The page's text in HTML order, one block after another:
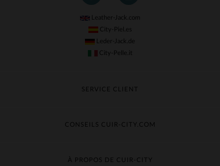
Leather-Jack.com
City-Piel.es
Leder-Jack.de
City-Pelle.it
SERVICE CLIENT
Échange & Remboursement
Contacter le service client
CONSEILS CUIR-CITY.COM
Guide des matières
À PROPOS DE CUIR-CITY